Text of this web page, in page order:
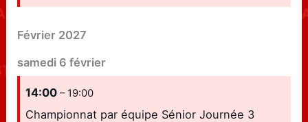
Février 2027
samedi 6 février
14:00– 19:00
Championnat par équipe Sénior Journée 3